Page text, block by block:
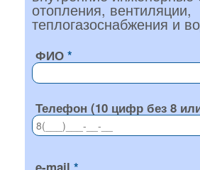
отопления, вентиляции,
теплогазоснабжения и
ФИО
Телефон (10 цифр без 8